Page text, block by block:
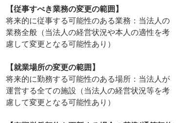
【従事すべき業務の変更の範囲】
将来的に従事する可能性のある業務：当法人の
業務全般（当法人の経営状況や本人の適性を考
慮して変更となる可能性あり）
【就業場所の変更の範囲】
将来的に勤務する可能性のある場所：当法人が
運営する全ての施設（当法人の経営状況等を考
慮して変更となる可能性あり）